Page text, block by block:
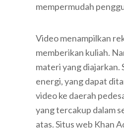
mempermudah
Video menampilkan
memberikan kuliah.
materi yang diajarkan.
energi, yang dapat
video ke daerah
yang tercakup dalam
atas. Situs web Khan